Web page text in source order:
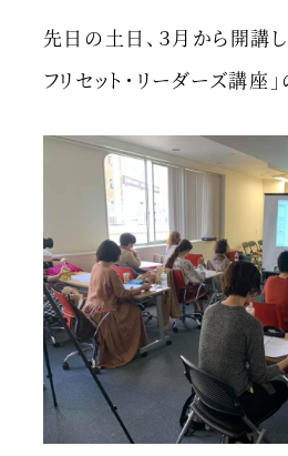
先日の土日、３月から開講
フリセット・リーダーズ講座